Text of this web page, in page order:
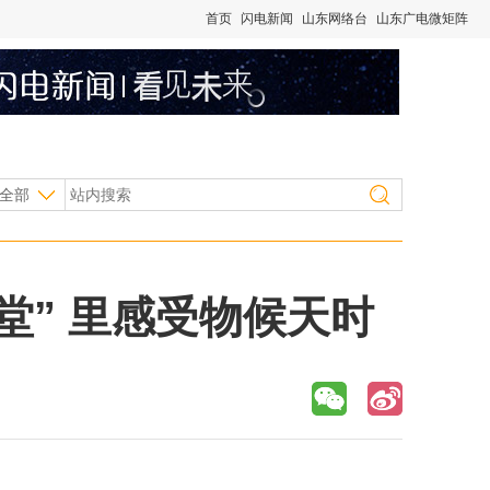
首页 闪电新闻 山东网络台 山东广电微矩阵
部
” 里感受物候天时